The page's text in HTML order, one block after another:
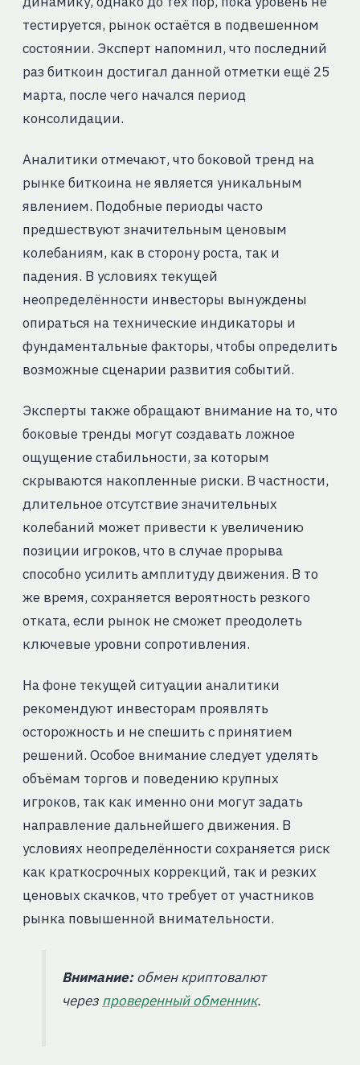
тестируется, рынок остаётся в подвешенном
состоянии. Эксперт напомнил, что последний
раз биткоин достигал данной отметки ещё 25
марта, после чего начался период
консолидации.
Аналитики отмечают, что боковой тренд на
рынке биткоина не является уникальным
явлением. Подобные периоды часто
предшествуют значительным ценовым
колебаниям, как в сторону роста, так и
падения. В условиях текущей
неопределённости инвесторы вынуждены
опираться на технические индикаторы и
фундаментальные факторы, чтобы определить
возможные сценарии развития событий.
Эксперты также обращают внимание на то, что
боковые тренды могут создавать ложное
ощущение стабильности, за которым
скрываются накопленные риски. В частности,
длительное отсутствие значительных
колебаний может привести к увеличению
позиции игроков, что в случае прорыва
способно усилить амплитуду движения. В то
же время, сохраняется вероятность резкого
отката, если рынок не сможет преодолеть
ключевые уровни сопротивления.
На фоне текущей ситуации аналитики
рекомендуют инвесторам проявлять
осторожность и не спешить с принятием
решений. Особое внимание следует уделять
объёмам торгов и поведению крупных
игроков, так как именно они могут задать
направление дальнейшего движения. В
условиях неопределённости сохраняется риск
как краткосрочных коррекций, так и резких
ценовых скачков, что требует от участников
рынка повышенной внимательности.
Внимание:обмен криптовалют
через проверенный обменник.